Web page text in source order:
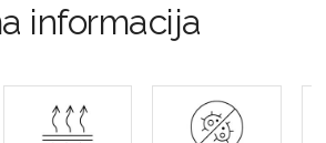
informacija